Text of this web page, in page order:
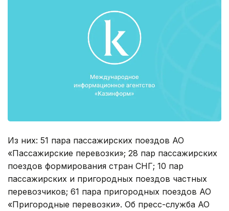
Из них: 51 пара пассажирских поездов АО
«Пассажирские перевозки»; 28 пар пассажирских
поездов формирования стран СНГ; 10 пар
пассажирских и пригородных поездов частных
перевозчиков; 61 пара пригородных поездов АО
«Пригородные перевозки». Об пресс-служба АО